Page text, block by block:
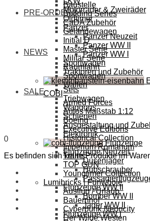
Motorräder & Zweiräder
Oldtimer
Panzer
Panzer Neuzeit
Panzer WW II
Panzer WW I
Sportwagen
Traktoren und Zubehör
Sets
Triebwagen
Waggons
Schienen
Ausgestaltung und
Elektronik
Flugzeuge
Flugzeuge Neuzeit
Düsenjäger
Hubschrauber
Flugzeuge WW II
Bomber WW II
Jäger WW II
Flugzeuge WW I
Baustelle
Building Series
CaDA Zubehör
Geländewagen
Initial D
Master Serie
Militär Serie
Raumfahrt
Sportwagen
Waffen
COBI
Armed Forces
Autos Maßstab 1:12
Boeing
Executive Editions
Historical Collection
Imperium Romanum
Trains
TOP GUN
Youngtimer Collection
Lumibricks | Funwhole
Ausflug / Urlaub
Bauernhof
Cyberpunk Neoncity
Der Wilde Westen
PRE-ORDERS
NEWS
SALE
0
Es befinden sich keine Produkte im